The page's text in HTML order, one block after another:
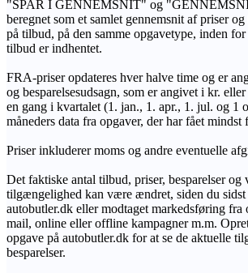
"SPAR I GENNEMSNIT" og
beregnet som et samlet gennemsnit af priser og
på tilbud, på den samme opgavetype, inden
tilbud er indhentet.
FRA-priser opdateres hver halve time og er
og besparelsesudsagn, som er angivet i kr.
en gang i kvartalet (1. jan., 1. apr., 1. jul. og 1
måneders data fra opgaver, der har fået mindst
Priser inkluderer moms og andre eventuelle
Det faktiske antal tilbud, priser, besparelser og
tilgængelighed kan være ændret, siden du sidst
autobutler.dk eller modtaget markedsføring fra
mail, online eller offline kampagner m.m.
opgave på autobutler.dk for at se de aktuelle
besparelser.